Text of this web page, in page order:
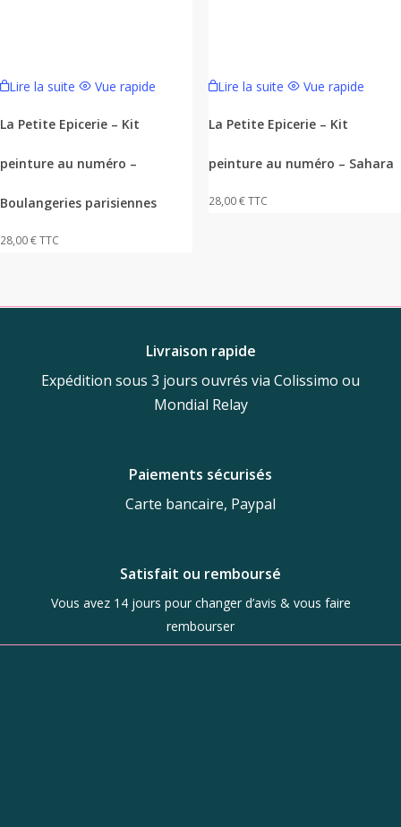
Lire la suite Vue rapide
La Petite Epicerie – Kit
peinture au numéro –
Boulangeries parisiennes
28,00€TTC
Lire la suite Vue rapide
La Petite Epicerie – Kit
peinture au numéro – Sahara
28,00€TTC
Livraison rapide
Expédition sous 3 jours ouvrés via Colissimo ou
Mondial Relay
Paiements sécurisés
Carte bancaire, Paypal
Satisfait ou remboursé
Vous avez 14 jours pour changer d’avis & vous faire
rembourser